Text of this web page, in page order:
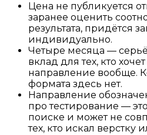
Цена не публикуется
заранее оценить
результата, придётся
индивидуально.
Четыре месяца —
вклад для тех, кто
направление вообще.
формата здесь нет.
Направление
про тестирование —
поиске и может не
тех, кто искал верстку